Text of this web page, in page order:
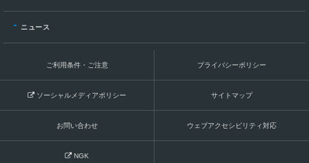
ニュース
ご利用条件・ご注意 プライバシーポリシー
ソーシャルメディアポリシー サイトマップ
お問い合わせ ウェブアクセシビリティ対応
NGK